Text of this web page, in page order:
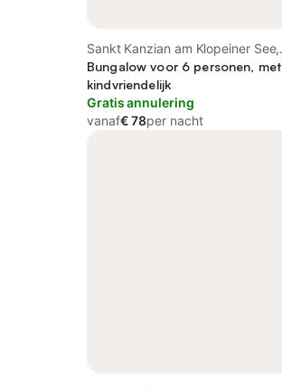
Sankt Kanzian am Klopeiner See,
Karinthië
Bungalow voor 6 personen,
kindvriendelijk
Gratis annulering
vanaf€ 78per nacht